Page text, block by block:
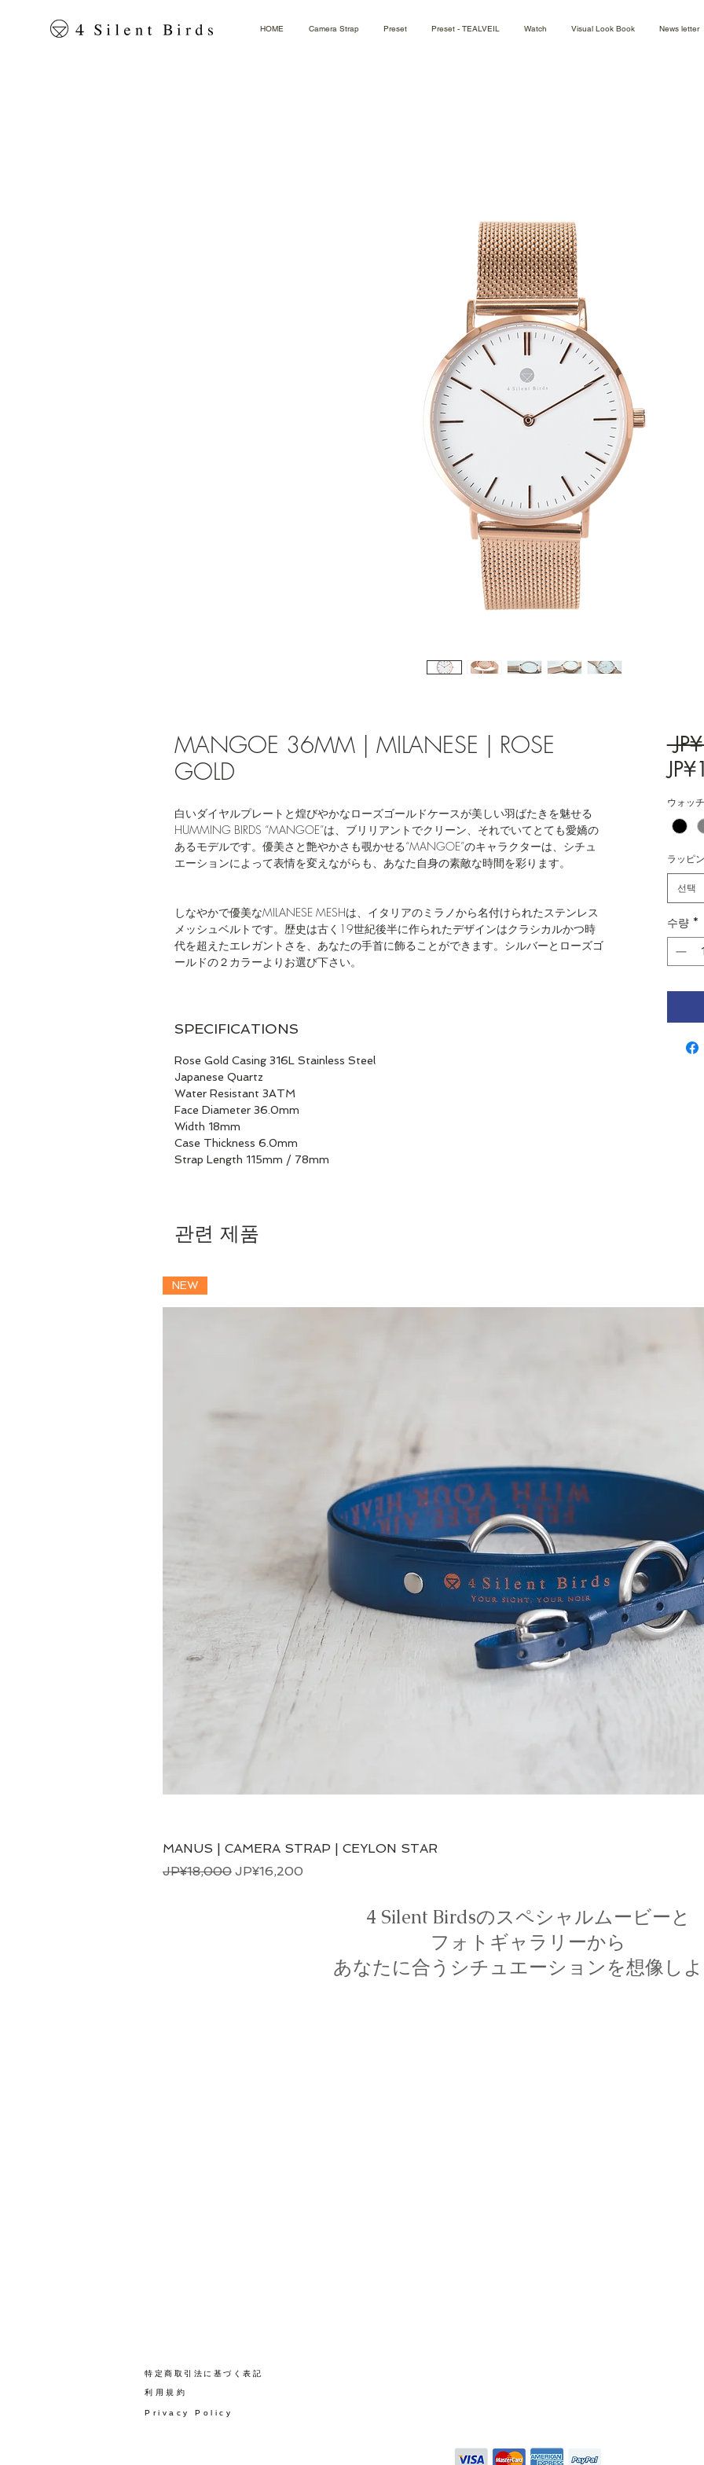
HOME Camera Strap Preset Preset - TEALVEIL Watch Visual Look Book News letter
MANGOE 36MM | MILANESE | ROSE
GOLD
白いダイヤルプレートと煌びやかなローズゴールドケースが美しい羽ばたきを魅せる
HUMMING BIRDS “MANGOE”は、ブリリアントでクリーン、それでいてとても愛嬌の
あるモデルです。優美さと艶やかさも覗かせる“MANGOE”のキャラクターは、シチュ
エーションによって表情を変えながらも、あなた自身の素敵な時間を彩ります。
しなやかで優美なMILANESE MESHは、イタリアのミラノから名付けられたステンレス
メッシュベルトです。歴史は古く19世紀後半に作られたデザインはクラシカルかつ時
代を超えたエレガントさを、あなたの手首に飾ることができます。シルバーとローズゴ
ールドの２カラーよりお選び下さい。
SPECIFICATIONS
Rose Gold Casing 316L Stainless Steel
Japanese Quartz
Water Resistant 3ATM
Face Diameter 36.0mm
Width 18mm
Case Thickness 6.0mm
Strap Length 115mm / 78mm
ウォッ
ラッピ
선택
수량 *
관련 제품
NEW
MANUS | CAMERA STRAP | CEYLON STAR
일반가
JP¥18,000 할인가
JP¥16,200
4 Silent Birdsのスペシャルムービーと
フォトギャラリーから
あなたに合うシチュエーションを想像し
​特定商取引法に基づく表記
​利用規約
Privacy Policy